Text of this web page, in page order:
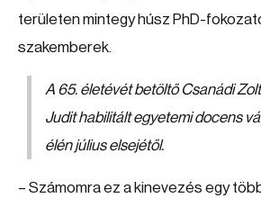
területen mintegy húsz PhD-
szakemberek.
A 65. életévét betöltő Csanádi
Judit habilitált egyetemi docens
élén július elsejétől.
– Számomra ez a kinevezés egy